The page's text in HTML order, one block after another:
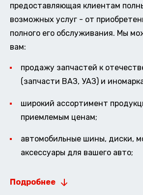
предоставляющая клиентам
возможных услуг - от
полного его обслуживания. Мы
вам:
продажу запчастей к
(запчасти ВАЗ, УАЗ) и
широкий ассортимент
приемлемым ценам;
автомобильные шины, диски,
аксессуары для вашего авто;
Подробнее